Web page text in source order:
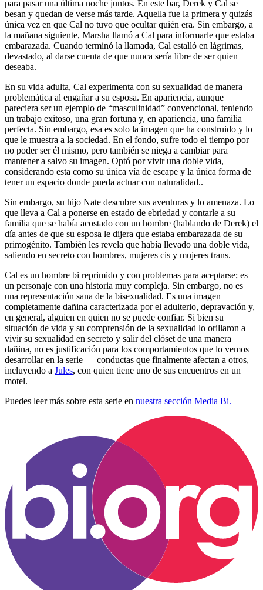
para pasar una última noche juntos. En este bar, Derek y Cal se
besan y quedan de verse más tarde. Aquella fue la primera y quizás
única vez en que Cal no tuvo que ocultar quién era. Sin embargo, a
la mañana siguiente, Marsha llamó a Cal para informarle que estaba
embarazada. Cuando terminó la llamada, Cal estalló en lágrimas,
devastado, al darse cuenta de que nunca sería libre de ser quien
deseaba.
En su vida adulta, Cal experimenta con su sexualidad de manera
problemática al engañar a su esposa. En apariencia, aunque
pareciera ser un ejemplo de “masculinidad” convencional, teniendo
un trabajo exitoso, una gran fortuna y, en apariencia, una familia
perfecta. Sin embargo, esa es solo la imagen que ha construido y lo
que le muestra a la sociedad. En el fondo, sufre todo el tiempo por
no poder ser él mismo, pero también se niega a cambiar para
mantener a salvo su imagen. Optó por vivir una doble vida,
considerando esta como su única vía de escape y la única forma de
tener un espacio donde pueda actuar con naturalidad..
Sin embargo, su hijo Nate descubre sus aventuras y lo amenaza. Lo
que lleva a Cal a ponerse en estado de ebriedad y contarle a su
familia que se había acostado con un hombre (hablando de Derek) el
día antes de que su esposa le dijera que estaba embarazada de su
primogénito. También les revela que había llevado una doble vida,
saliendo en secreto con hombres, mujeres cis y mujeres trans.
Cal es un hombre bi reprimido y con problemas para aceptarse; es
un personaje con una historia muy compleja. Sin embargo, no es
una representación sana de la bisexualidad. Es una imagen
completamente dañina caracterizada por el adulterio, depravación y,
en general, alguien en quien no se puede confiar. Si bien su
situación de vida y su comprensión de la sexualidad lo orillaron a
vivir su sexualidad en secreto y salir del clóset de una manera
dañina, no es justificación para los comportamientos que lo vemos
desarrollar en la serie — conductas que finalmente afectan a otros,
incluyendo a Jules, con quien tiene uno de sus encuentros en un
motel.
Puedes leer más sobre esta serie en nuestra sección Media Bi.